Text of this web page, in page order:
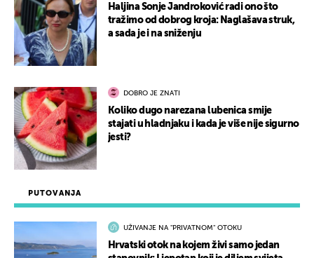
PUTOVANJA
UŽIVANJE NA "PRIVATNOM" OTOKU
Hrvatski otok na kojem živi samo jedan
Haljina Sonje Jandroković radi ono što
tražimo od dobrog kroja: Naglašava struk,
a sada je i na sniženju
DOBRO JE ZNATI
Koliko dugo narezana lubenica smije
stajati u hladnjaku i kada je više nije sigurno
jesti?